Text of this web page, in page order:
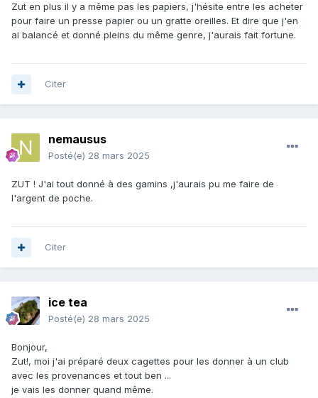
Zut en plus il y a même pas les papiers, j'hésite entre les acheter
pour faire un presse papier ou un gratte oreilles. Et dire que j'en
ai balancé et donné pleins du même genre, j'aurais fait fortune.
Citer
nemausus
Posté(e) 28 mars 2025
ZUT ! J'ai tout donné à des gamins ,j'aurais pu me faire de
l'argent de poche.
Citer
ice tea
Posté(e) 28 mars 2025
Bonjour,
Zut!, moi j'ai préparé deux cagettes pour les donner à un club
avec les provenances et tout ben ...
je vais les donner quand même.